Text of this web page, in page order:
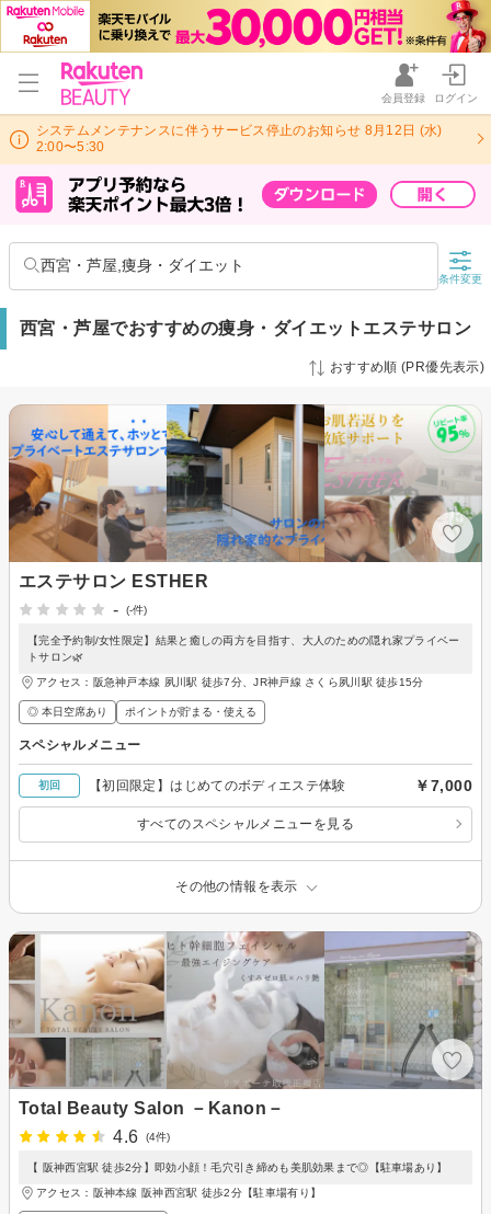
会員登録 ログイン
システムメンテナンスに伴うサービス停止のお知らせ 8月12日 (水)
2:00〜5:30
西宮・芦屋,痩身・ダイエット
条件変更
西宮・芦屋でおすすめの痩身・ダイエットエステサロン
おすすめ順 (PR優先表示)
エステサロン ESTHER
-
(-件)
【完全予約制/女性限定】結果と癒しの両方を目指す、大人のための隠れ家プライベー
トサロン🌿
アクセス：阪急神戸本線 夙川駅 徒歩7分、JR神戸線 さくら夙川駅 徒歩15分
◎ 本日空席あり ポイントが貯まる・使える
スペシャルメニュー
初回 【初回限定】はじめてのボディエステ体験 ￥7,000
すべてのスペシャルメニューを見る
その他の情報を表示
Total Beauty Salon －Kanon－
4.6
(4件)
【 阪神西宮駅 徒歩2分】即効小顔！毛穴引き締めも美肌効果まで◎【駐車場あり】
アクセス：阪神本線 阪神西宮駅 徒歩2分【駐車場有り】